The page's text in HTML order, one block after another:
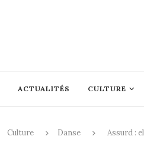
ACTUALITÉS CULTURE
Culture Danse Assurd :